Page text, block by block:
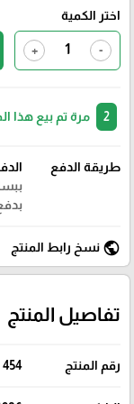
اختر الكمية
-
+
مرة تم بيع هذا
طريقة الدفع
public نسخ رابط المنتج
تفاصيل المنتج
رقم المنتج 454